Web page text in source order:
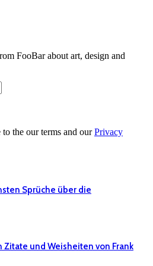
FooBar about art, design and
the our terms and ourPrivacy
Sprüche über die
Zitate und Weisheiten von Frank